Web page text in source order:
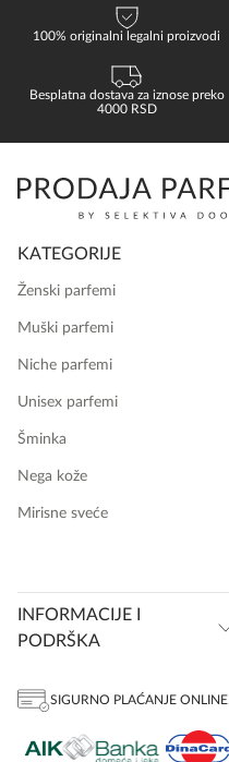
100% originalni legalni proizvodi
Besplatna dostava za iznose preko
4000 RSD
KATEGORIJE
Ženski parfemi
Muški parfemi
Niche parfemi
Unisex parfemi
Šminka
Nega kože
Mirisne sveće
INFORMACIJE I
PODRŠKA
SIGURNO PLAĆANJE ONLINE